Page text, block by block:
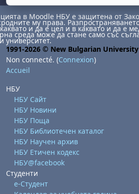
в Moodle НБУ е защитена от
му права.
и да е цел и в каквато и да е
среда може да стане само със
университет.
1991-2026 © New Bulgarian University
Non connecté. (Connexion)
Accueil
НБУ
НБУ Сайт
НБУ Новини
НБУ Поща
НБУ Библиотечен каталог
НБУ Научен архив
НБУ Етичен кодекс
НБУ@facebook
Студенти
е-Студент